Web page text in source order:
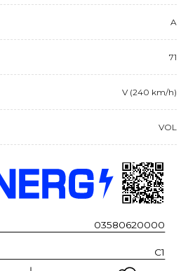
A
71
V (240 km/h)
VOL
03580620000
C1